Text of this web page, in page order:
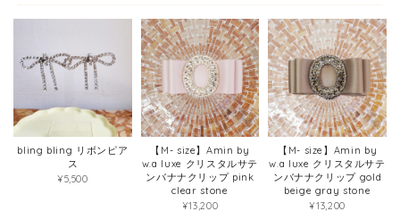
bling bling リボンピア
ス
¥5,500
【M- size】Amin by
w.a luxe クリスタルサテ
ンバナナクリップ pink
clear stone
¥13,200
【M- size】Amin by
w.a luxe クリスタルサテ
ンバナナクリップ gold
beige gray stone
¥13,200